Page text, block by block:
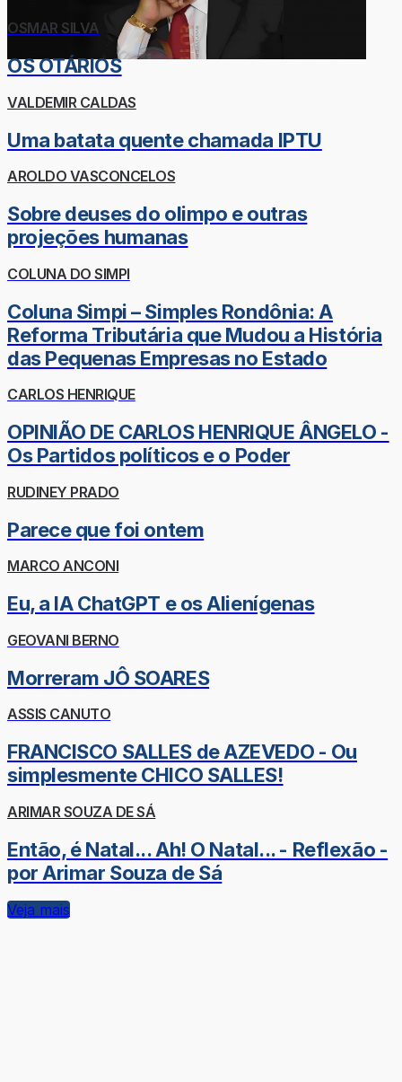
OSMAR SILVA
OS OTÁRIOS
VALDEMIR CALDAS
Uma batata quente chamada IPTU
AROLDO VASCONCELOS
Sobre deuses do olimpo e outras
projeções humanas
COLUNA DO SIMPI
Coluna Simpi – Simples Rondônia: A
Reforma Tributária que Mudou a História
das Pequenas Empresas no Estado
CARLOS HENRIQUE
OPINIÃO DE CARLOS HENRIQUE ÂNGELO -
Os Partidos políticos e o Poder
RUDINEY PRADO
Parece que foi ontem
MARCO ANCONI
Eu, a IA ChatGPT e os Alienígenas
GEOVANI BERNO
Morreram JÔ SOARES
ASSIS CANUTO
FRANCISCO SALLES de AZEVEDO - Ou
simplesmente CHICO SALLES!
ARIMAR SOUZA DE SÁ
Então, é Natal... Ah! O Natal... - Reflexão -
por Arimar Souza de Sá
Veja mais